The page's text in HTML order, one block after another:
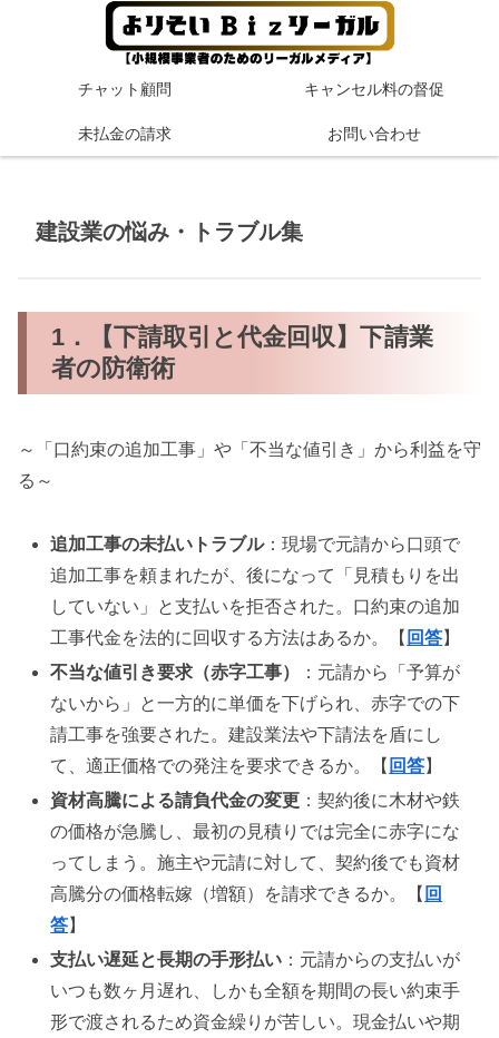
チャット顧問 キャンセル料の督促
未払金の請求 お問い合わせ
建設業の悩み・トラブル集
1．【下請取引と代金回収】下請業
者の防衛術
～「口約束の追加工事」や「不当な値引き」から利益を守
る～
追加工事の未払いトラブル：現場で元請から口頭で
追加工事を頼まれたが、後になって「見積もりを出
していない」と支払いを拒否された。口約束の追加
工事代金を法的に回収する方法はあるか。【 回答】
不当な値引き要求（赤字工事）
：元請から「予算が
ないから」と一方的に単価を下げられ、赤字での下
請工事を強要された。建設業法や下請法を盾にし
て、適正価格での発注を要求できるか。【 回答】
資材高騰による請負代金の変更 ：契約後に木材や鉄
の価格が急騰し、最初の見積りでは完全に赤字にな
ってしまう。施主や元請に対して、契約後でも資材
高騰分の価格転嫁（増額）を請求できるか。【 回
答】
支払い遅延と長期の手形払い ：元請からの支払いが
いつも数ヶ月遅れ、しかも全額を期間の長い約束手
形で渡されるため資金繰りが苦しい。現金払いや期